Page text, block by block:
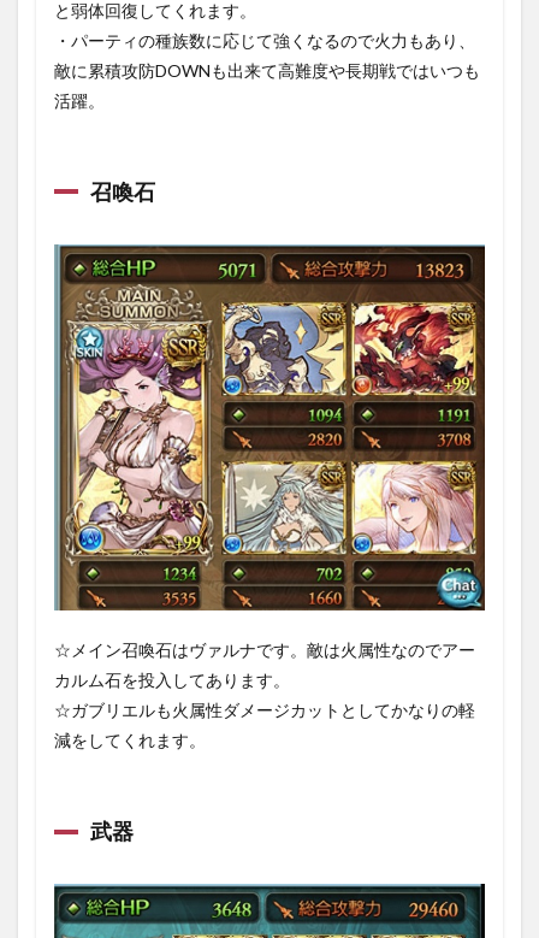
1.5.9
⑨戦
闘：終
果
〇討
伐ま
とめ
と弱体回復してくれます。
・パーティの種族数に応じて強くなるので火力もあり、
敵に累積攻防DOWNも出来て高難度や長期戦ではいつも
活躍。
召喚石
☆メイン召喚石はヴァルナです。敵は火属性なのでアー
カルム石を投入してあります。
☆ガブリエルも火属性ダメージカットとしてかなりの軽
減をしてくれます。
武器